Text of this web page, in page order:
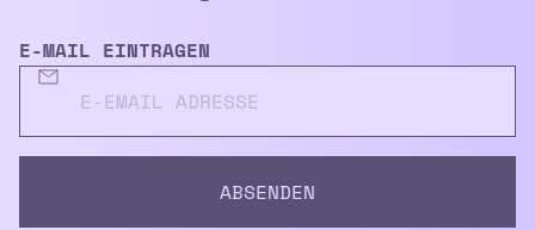
E-MAIL EINTRAGEN